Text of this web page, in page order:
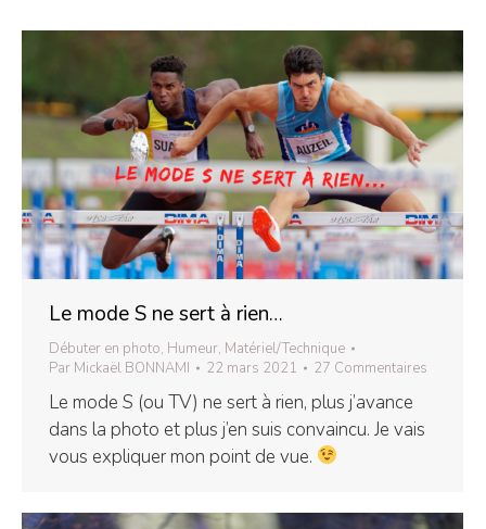
Le mode S ne sert à rien…
Débuter en photo, Humeur, Matériel/Technique
Par Mickaël BONNAMI 22 mars 2021 27 Commentaires
Le mode S (ou TV) ne sert à rien, plus j’avance
dans la photo et plus j’en suis convaincu. Je vais
vous expliquer mon point de vue.